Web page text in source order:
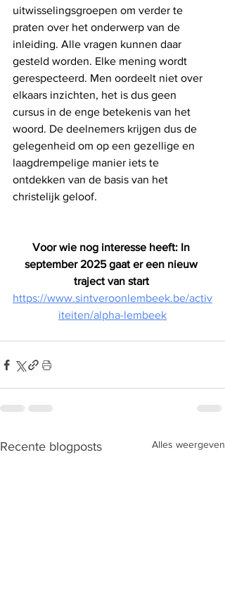
uitwisselingsgroepen om verder te
praten over het onderwerp van de
inleiding. Alle vragen kunnen daar
gesteld worden. Elke mening wordt
gerespecteerd. Men oordeelt niet over
elkaars inzichten, het is dus geen
cursus in de enge betekenis van het
woord. De deelnemers krijgen dus de
gelegenheid om op een gezellige en
laagdrempelige manier iets te
ontdekken van de basis van het
christelijk geloof.
Voor wie nog interesse heeft: In
september 2025 gaat er een nieuw
traject van start
https://www.sintveroonlembeek.be/activ
iteiten/alpha-lembeek
Recente blogposts Alles weergeven